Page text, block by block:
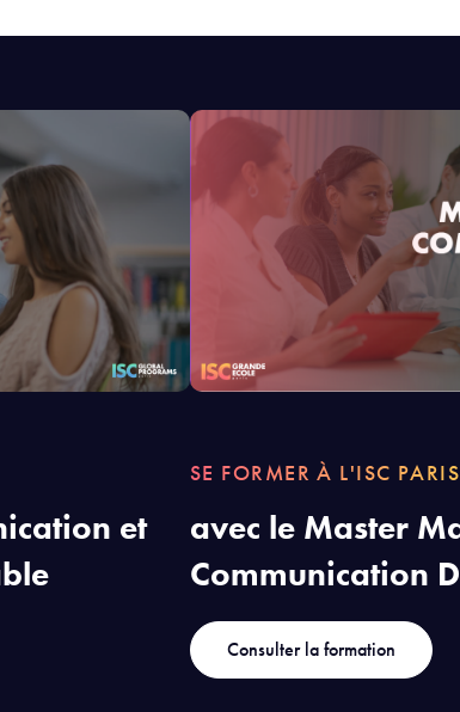
et
SE FORMER À L'ISC
avec le Master
Communication
Consulter la formation